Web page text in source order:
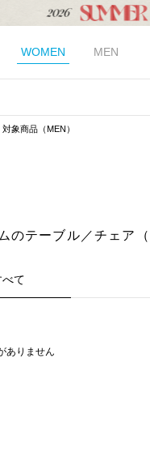
WOMEN MEN
対象商品（MEN）
のテーブル／チェア（
べて
ありません